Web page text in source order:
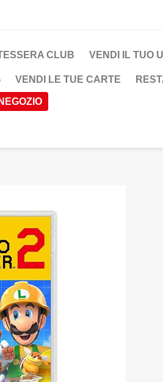
CLUB VENDI IL TUO
VENDI LE TUE CARTE